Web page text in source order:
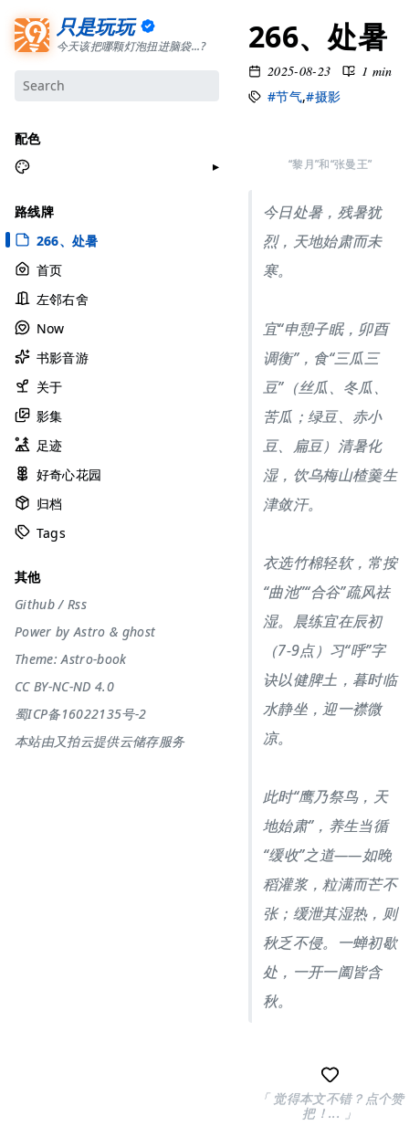
只是玩玩
今天该把哪颗灯泡扭进脑袋...?
配色
极夜黑
雅余黄
昱行粉
她的蓝
莫比乌斯
香草绿
自适应
路线牌
266、处暑
首页
左邻右舍
Now
书影音游
关于
影集
足迹
好奇心花园
归档
Tags
其他
Github/ Rss
Power byAstro & ghost
Theme:Astro-book
CC BY-NC-ND 4.0
蜀ICP备16022135号-2
本站由又拍云提供云储存服务
266、处暑
2025-08-23
1 min
#节气,#摄影
“黎月”和“张曼王”
今日处暑，残暑犹
烈，天地始肃而未
寒。
宜“申憩子眠，卯酉
调衡”，食“三瓜三
豆”（丝瓜、冬瓜、
苦瓜；绿豆、赤小
豆、扁豆）清暑化
湿，饮乌梅山楂羹生
津敛汗。
衣选竹棉轻软，常按
“曲池”“合谷”疏风祛
湿。晨练宜在辰初
（7-9点）习“呼”字
诀以健脾土，暮时临
水静坐，迎一襟微
凉。
此时“鹰乃祭鸟，天
地始肃”，养生当循
“缓收”之道——如晚
稻灌浆，粒满而芒不
张；缓泄其湿热，则
秋乏不侵。一蝉初歇
处，一开一阖皆含
秋。
「 觉得本文不错？点个赞
把！... 」